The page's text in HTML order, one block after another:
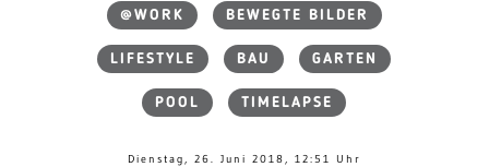
@WORK BEWEGTE BILDER
LIFESTYLE BAU GARTEN
POOL TIMELAPSE
Dienstag, 26. Juni 2018, 12:51 Uhr